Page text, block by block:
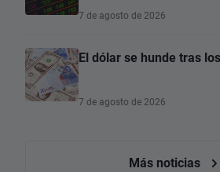
7 de agosto de 2026
El dólar se hunde tras
7 de agosto de 2026
Más noticias